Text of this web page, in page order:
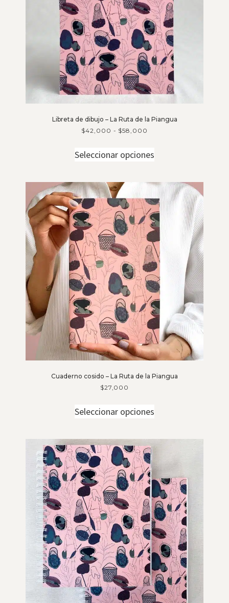
Libreta de dibujo – La Ruta de la Piangua
$42,000 - $58,000
Seleccionar opciones
Cuaderno cosido – La Ruta de la Piangua
$27,000
Seleccionar opciones